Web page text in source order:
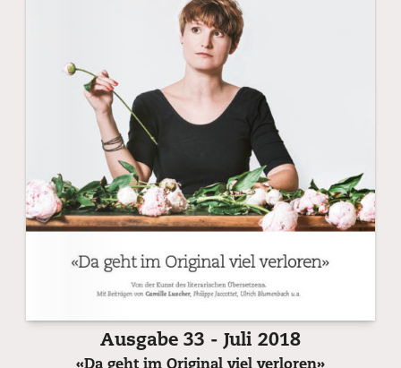
Ausgabe 33 - Juli 2018